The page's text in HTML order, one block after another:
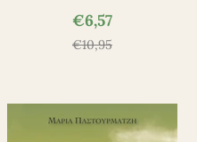
€6,57
€10,95